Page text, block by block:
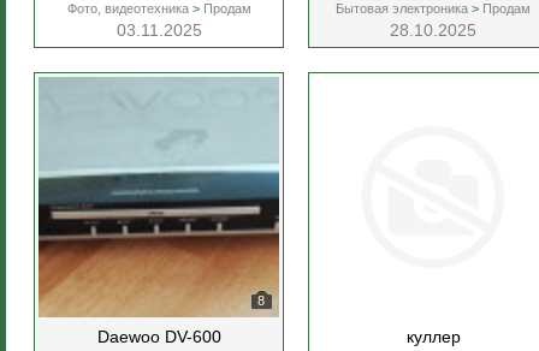
Фото, видеотехника >Продам
03.11.2025
Бытовая электроника > Продам
28.10.2025
8
Daewoo DV-600 куллер